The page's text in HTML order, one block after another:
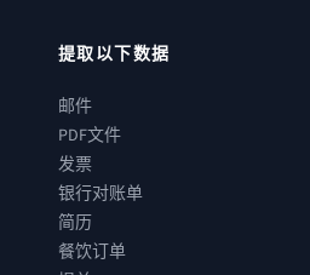
提取以下数据
邮件
PDF文件
发票
银行对账单
简历
餐饮订单